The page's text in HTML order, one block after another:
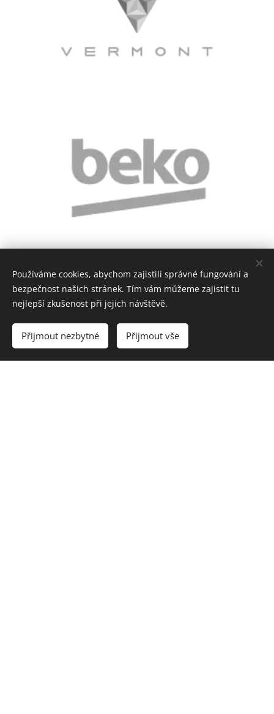
Používáme cookies, abychom zajistili správné fungování a
bezpečnost našich stránek. Tím vám můžeme zajistit tu
nejlepší zkušenost při jejich návštěvě.
Přijmout nezbytné Přijmout vše